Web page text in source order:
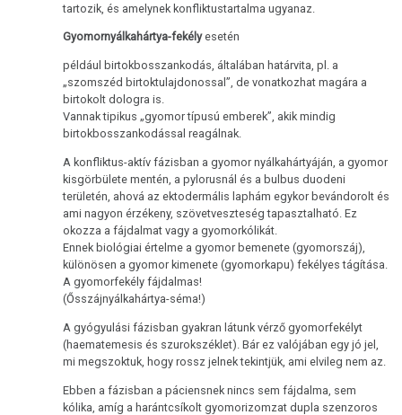
tartozik, és amelynek konfliktustartalma ugyanaz.
Gyomornyálkahártya-fekélyesetén
például birtokbosszankodás, általában határvita, pl. a
„szomszéd birtoktulajdonossal”, de vonatkozhat magára a
birtokolt dologra is.
Vannak tipikus „gyomor típusú emberek”, akik mindig
birtokbosszankodással reagálnak.
A konfliktus-aktív fázisban a gyomor nyálkahártyáján, a gyomor
kisgörbülete mentén, a pylorusnál és a bulbus duodeni
területén, ahová az ektodermális laphám egykor bevándorolt és
ami nagyon érzékeny, szövetveszteség tapasztalható. Ez
okozza a fájdalmat vagy a gyomorkólikát.
Ennek biológiai értelme a gyomor bemenete (gyomorszáj),
különösen a gyomor kimenete (gyomorkapu) fekélyes tágítása.
A gyomorfekély fájdalmas!
(Ősszájnyálkahártya-séma!)
A gyógyulási fázisban gyakran látunk vérző gyomorfekélyt
(haematemesis és szurokszéklet). Bár ez valójában egy jó jel,
mi megszoktuk, hogy rossz jelnek tekintjük, ami elvileg nem az.
Ebben a fázisban a páciensnek nincs sem fájdalma, sem
kólika, amíg a harántcsíkolt gyomorizomzat dupla szenzoros